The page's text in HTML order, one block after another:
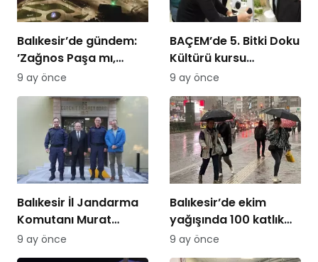
Balıkesir’de gündem:
’Zağnos Paşa mı,
İsmet Paşa mı
9 ay önce
BAÇEM’de 5. Bitki Doku
Kültürü kursu
tamamlandı
9 ay önce
Balıkesir İl Jandarma
Komutanı Murat
Özer’den Edremit
Ticaret Odasına
9 ay önce
Balıkesir’de ekim
yağışında 100 katlık
artış
9 ay önce